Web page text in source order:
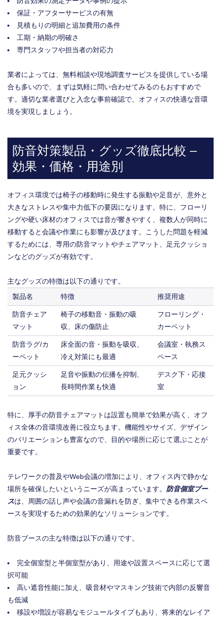
保証・アフターサービスの有無
見積もりの明細と追加費用の条件
工期・納期の明確さ
専門スタッフや担当者の対応力
業者によっては、無料相談や現地調査サービスを提供している場
合も多いので、まずは気軽に問い合わせてみるのもおすすめで
す。適切な業者選びと入念な事前確認で、オフィスの快適な音環
境を実現しましょう。
防音対策製品・グッズ徹底比較 –
効果・価格・用途別
オフィス環境では椅子の移動時に発生する振動や足音が、意外と
大きなストレスや集中力低下の要因になります。特に、フローリ
ングや硬い床材のオフィスでは音が響きやすく、複数人が同時に
移動すると会議や作業にも影響が及びます。こうした問題を軽減
するためには、専用の防音マットやチェアマット、足元クッショ
ンなどのグッズが有効です。
主なグッズの特徴は以下の通りです。
製品名
特徴 推奨用途
防音チェア
マット
椅子の移動音・振動の吸
収、床の傷防止
フローリング・
カーペット
防音ラグ/カ
ーペット
床全面の音・振動を吸収、
冷え対策にも最適
会議室・執務ス
ペース
足元クッシ
ョン
足音や振動の伝播を抑制、
長時間作業も快適
デスク下・応接
室
特に、厚手の防音チェアマットは設置も簡単で効果が高く、オフ
ィス全体の音環境改善に役立ちます。機能性やサイズ、デザイン
のバリエーションも豊富なので、目的や場所に応じて選ぶことが
重要です。
テレワークの普及やWeb会議の増加により、オフィス内で静かな
場所を確保したいというニーズが高まっています。 防音個室ブー
スは、周囲の話し声や会議の音漏れを防ぎ、集中できる作業スペ
ースを実現するための効果的なソリューションです。
防音ブースの主な特徴は以下の通りです。
完全個室型と半個室型があり、用途や設置スペースに応じて選
択可能
高い遮音性能に加え、吸音材やマスキング技術で内部の反響音
も低減
移設や増設が容易なモジュールタイプもあり、将来的なレイア